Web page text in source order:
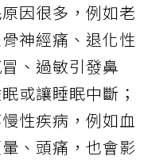
因很多，例如老
神經痛、退化性
、過敏引發鼻
或讓睡眠中斷；
性疾病，例如血
、頭痛，也會影